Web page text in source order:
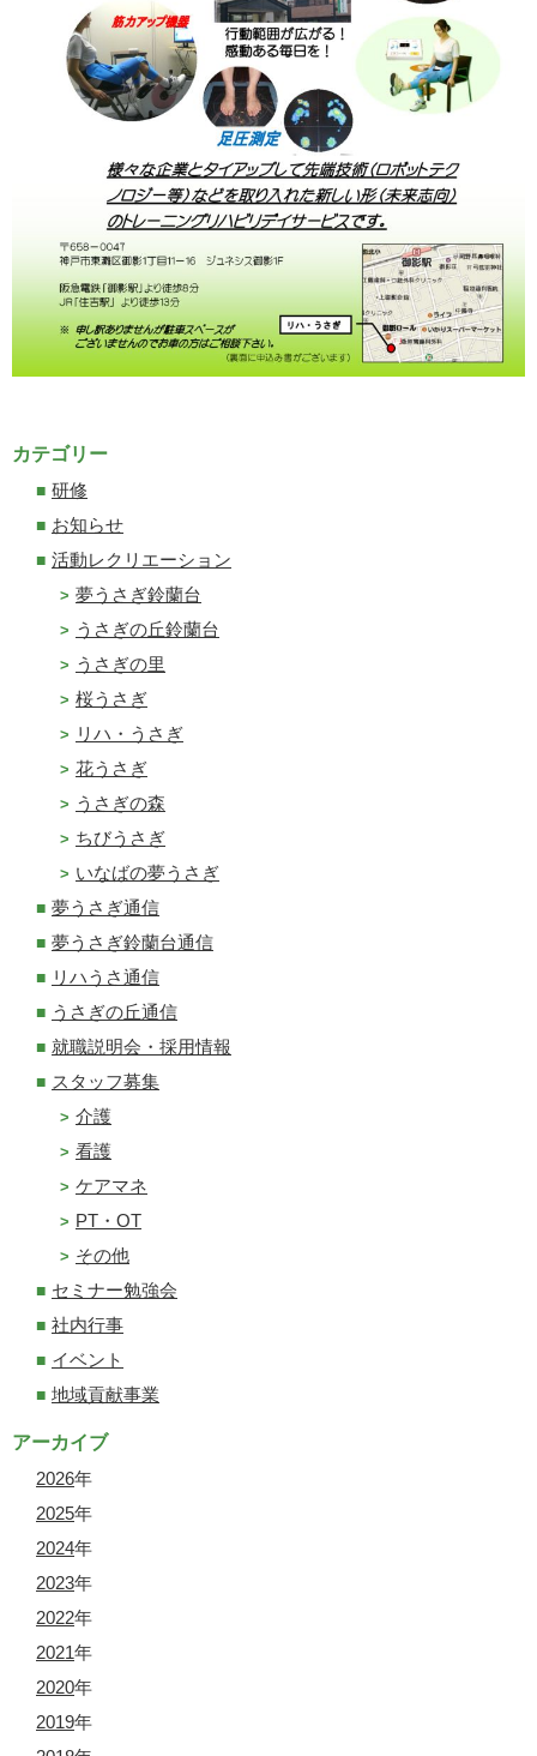
カテゴリー
研修
お知らせ
活動レクリエーション
夢うさぎ鈴蘭台
うさぎの丘鈴蘭台
うさぎの里
桜うさぎ
リハ・うさぎ
花うさぎ
うさぎの森
ちびうさぎ
いなばの夢うさぎ
夢うさぎ通信
夢うさぎ鈴蘭台通信
リハうさ通信
うさぎの丘通信
就職説明会・採用情報
スタッフ募集
介護
看護
ケアマネ
PT・OT
その他
セミナー勉強会
社内行事
イベント
地域貢献事業
アーカイブ
2026年
2025年
2024年
2023年
2022年
2021年
2020年
2019年